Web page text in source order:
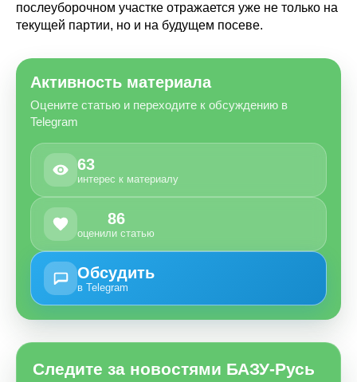
послеуборочном участке отражается уже не только на
текущей партии, но и на будущем посеве.
Активность материала
Оцените статью и переходите к обсуждению в
Telegram
63
интерес к материалу
86
оценили статью
Обсудить
в Telegram
Следите за новостями БАЗУ-Русь